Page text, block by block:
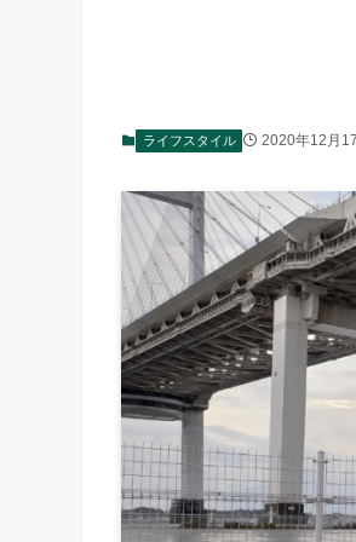
ライフスタイル 2020年12月